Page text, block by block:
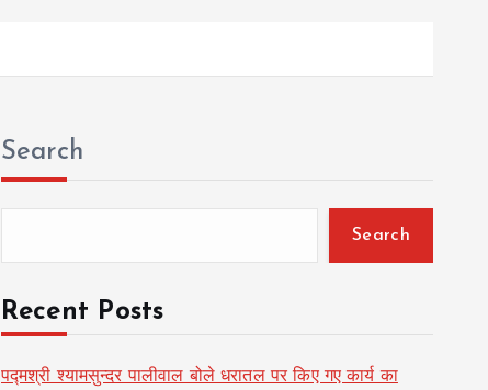
Search
Search
Recent Posts
पद्मश्री श्यामसुन्दर पालीवाल बोले धरातल पर किए गए कार्य का